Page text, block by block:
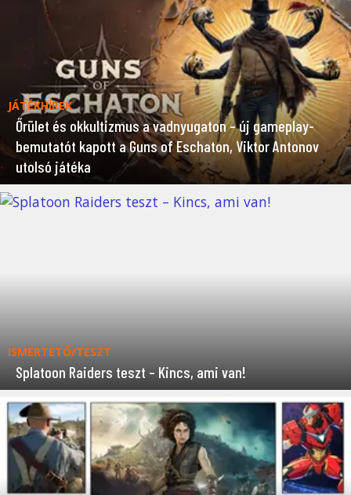
JÁTÉKHÍREK
Őrület és okkultizmus a vadnyugaton – új gameplay-
bemutatót kapott a Guns of Eschaton, Viktor Antonov
utolsó játéka
ISMERTETŐ/TESZT
Splatoon Raiders teszt – Kincs, ami van!